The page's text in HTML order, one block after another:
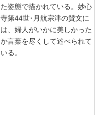
た姿態で描かれている。妙心
寺第44世･月航宗津の賛文に
は、婦人がいかに美しかった
か言葉を尽くして述べられて
いる。